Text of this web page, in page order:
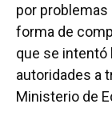
por
forma de
que se intentó
autoridades a
Ministerio de